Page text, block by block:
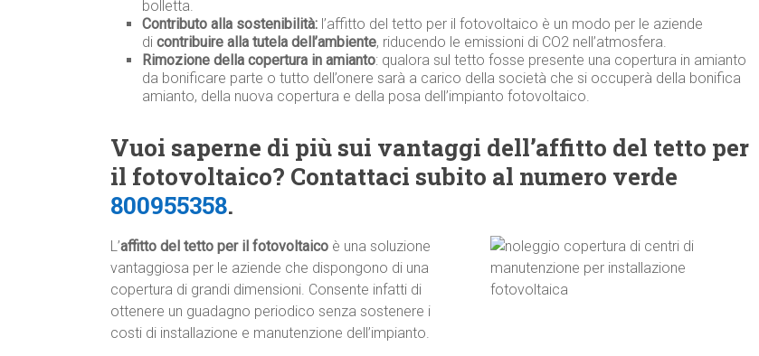
bolletta.
Contributo alla sostenibilità: l’affitto del tetto per il fotovoltaico è un modo per le aziende
di contribuire alla tutela dell’ambiente, riducendo le emissioni di CO2 nell’atmosfera.
Rimozione della copertura in amianto: qualora sul tetto fosse presente una copertura in amianto
da bonificare parte o tutto dell’onere sarà a carico della società che si occuperà della bonifica
amianto, della nuova copertura e della posa dell’impianto fotovoltaico.
Vuoi saperne di più sui vantaggi dell’affitto del tetto per
il fotovoltaico? Contattaci subito al numero verde
800955358.
L’affitto del tetto per il fotovoltaico è una soluzione
vantaggiosa per le aziende che dispongono di una
copertura di grandi dimensioni. Consente infatti di
ottenere un guadagno periodico senza sostenere i
costi di installazione e manutenzione dell’impianto.